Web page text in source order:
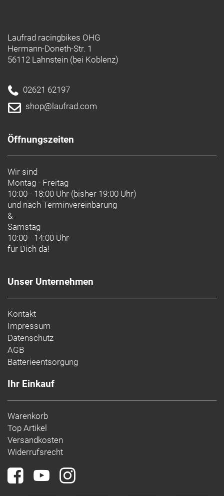
Laufrad racingbikes OHG
Hermann-Doneth-Str. 1
56112 Lahnstein (bei Koblenz)
02621 62197
shop@laufrad.com
Öffnungszeiten
Wir sind
Montag - Freitag
10:00 - 18:00 Uhr (bisher 19:00 Uhr)
und nach Terminvereinbarung
&
Samstag
10:00 - 14:00 Uhr
für Dich da!
Unser Unternehmen
Kontakt
Impressum
Datenschutz
AGB
Batterieentsorgung
Ihr Einkauf
Warenkorb
Top Artikel
Versandkosten
Widerrufsrecht